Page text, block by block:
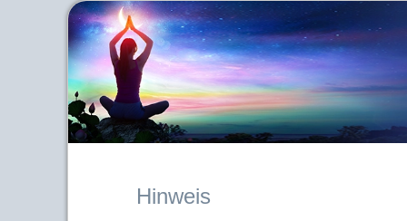
Hinweis